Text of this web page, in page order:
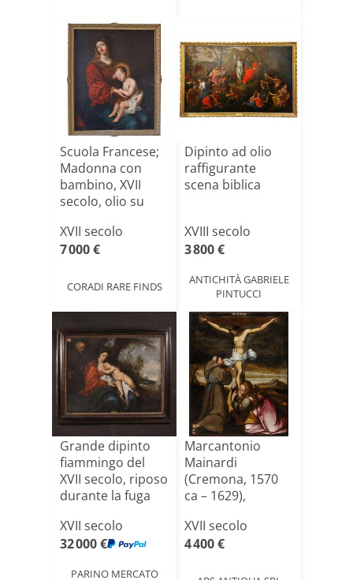
Scuola Francese;
Madonna con
bambino, XVII
secolo, olio su
XVII secolo
7 000 €
CORADI RARE FINDS
Dipinto ad olio
raffigurante
scena biblica
XVIII secolo
3 800 €
ANTICHITÀ GABRIELE
PINTUCCI
Grande dipinto
fiammingo del
XVII secolo, riposo
durante la fuga
XVII secolo
32 000 €
PARINO MERCATO
Marcantonio
Mainardi
(Cremona, 1570
ca – 1629),
con[...]
XVII secolo
4 400 €